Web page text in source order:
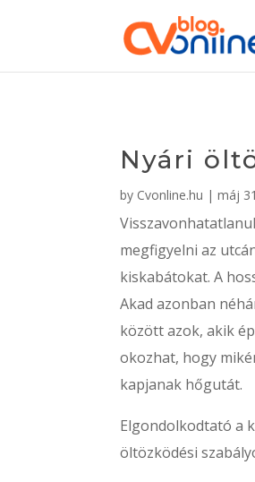
Nyári
by Cvonline.hu |máj
megfigyelni az
kiskabátokat. A
Akad azonban
között azok, akik
okozhat, hogy
kapjanak hőgutát.
Elgondolkodtató a
öltözködési